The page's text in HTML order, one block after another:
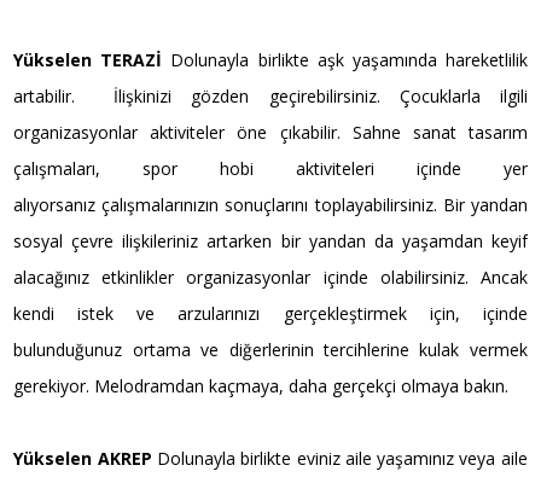
Yükselen TERAZİ Dolunayla birlikte aşk yaşamında hareketlilik
artabilir. İlişkinizi gözden geçirebilirsiniz. Çocuklarla ilgili
organizasyonlar aktiviteler öne çıkabilir. Sahne sanat tasarım
çalışmaları, spor hobi aktiviteleri içinde yer
alıyorsanız çalışmalarınızın sonuçlarını toplayabilirsiniz. Bir yandan
sosyal çevre ilişkileriniz artarken bir yandan da yaşamdan keyif
alacağınız etkinlikler organizasyonlar içinde olabilirsiniz. Ancak
kendi istek ve arzularınızı gerçekleştirmek için, içinde
bulunduğunuz ortama ve diğerlerinin tercihlerine kulak vermek
gerekiyor. Melodramdan kaçmaya, daha gerçekçi olmaya bakın.
Yükselen AKREP Dolunayla birlikte eviniz aile yaşamınız veya aile